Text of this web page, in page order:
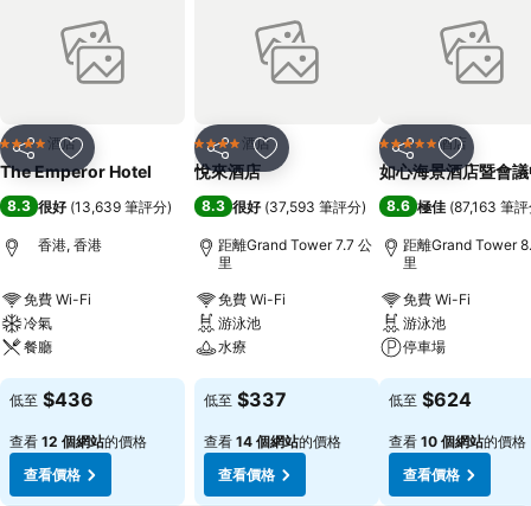
分享 放到收藏夾
4 星級 酒店
The Emperor Hotel
8.3 很好 (13,639 筆評分)
香港, 香港
免費 Wi-Fi
冷氣
餐廳
查看價格
低至 $436
查看 12 個網站的價格
查看價格
分享 放到收藏夾
4 星級 酒店
悅來酒店
8.3 很好 (37,593 筆評分)
距離Grand Tower 7.7 公
里
免費 Wi-Fi
游泳池
水療
查看價格
低至 $337
查看 14 個網站的價格
查看價格
分享 放到收藏
5 星級 酒店
如心海景酒店暨會
8.6 極佳 (87,163 筆
距離Grand Tower
里
免費 Wi-Fi
游泳池
停車場
查看價格
低至 $624
查看 10 個網站的價格
查看價格